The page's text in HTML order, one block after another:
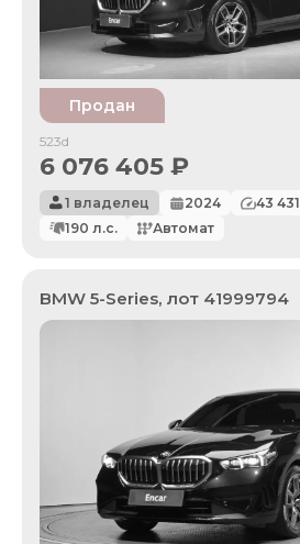
Продан
523d
6 076 405 ₽
1 владелец 2024 43 431
190 л.с. Автомат
BMW 5-Series, лот 41999794